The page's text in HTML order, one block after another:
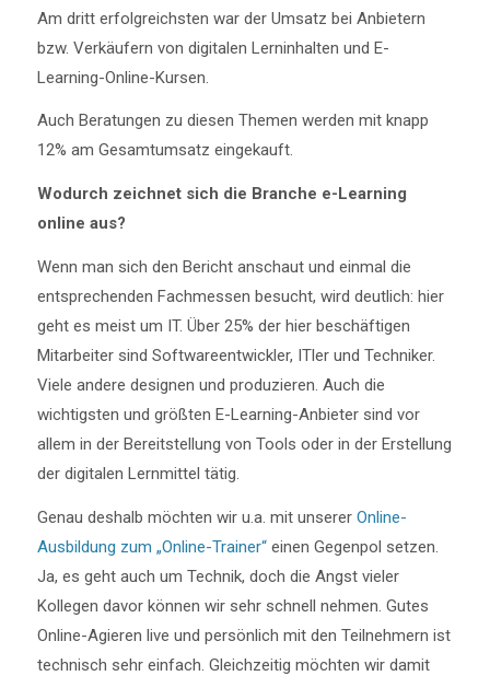
Am dritt erfolgreichsten war der Umsatz bei Anbietern
bzw. Verkäufern von digitalen Lerninhalten und E-
Learning-Online-Kursen.
Auch Beratungen zu diesen Themen werden mit knapp
12% am Gesamtumsatz eingekauft.
Wodurch zeichnet sich die Branche e-Learning
online aus?
Wenn man sich den Bericht anschaut und einmal die
entsprechenden Fachmessen besucht, wird deutlich: hier
geht es meist um IT. Über 25% der hier beschäftigen
Mitarbeiter sind Softwareentwickler, ITler und Techniker.
Viele andere designen und produzieren. Auch die
wichtigsten und größten E-Learning-Anbieter sind vor
allem in der Bereitstellung von Tools oder in der Erstellung
der digitalen Lernmittel tätig.
Genau deshalb möchten wir u.a. mit unserer Online-
Ausbildung zum „Online-Trainer“einen Gegenpol setzen.
Ja, es geht auch um Technik, doch die Angst vieler
Kollegen davor können wir sehr schnell nehmen. Gutes
Online-Agieren live und persönlich mit den Teilnehmern ist
technisch sehr einfach. Gleichzeitig möchten wir damit